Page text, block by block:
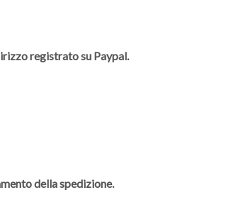
registrato su Paypal.
della spedizione.